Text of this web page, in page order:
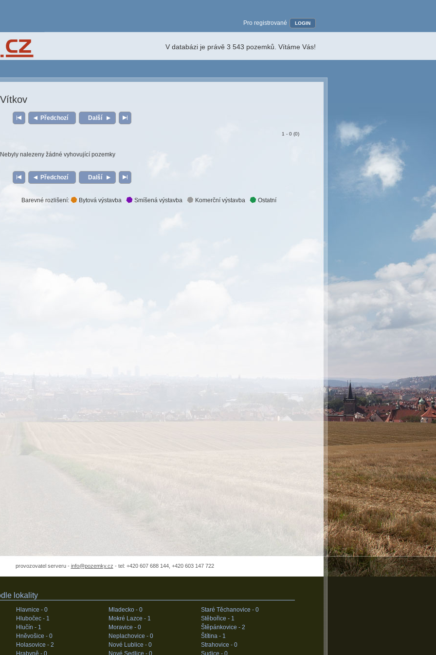
Pro registrované LOGIN
V databázi je právě 3 543 pozemků. Vítáme Vás!
Vítkov
Předchozí Další
1 - 0 (0)
Nebyly nalezeny žádné vyhovující pozemky
Předchozí Další
Barevné rozlišení: Bytová výstavba Smíšená výstavba Komerční výstavba Ostatní
provozovatel serveru - info@pozemky.cz - tel: +420 607 688 144, +420 603 147 722
lokality
Hlavnice - 0
Hlubočec - 1
Hlučín - 1
Hněvošice - 0
Holasovice - 2
Hrabyně - 0
Mladecko - 0
Mokré Lazce - 1
Moravice - 0
Neplachovice - 0
Nové Lublice - 0
Nové Sedlice - 0
Staré Těchanovice - 0
Stěbořice - 1
Štěpánkovice - 2
Štítina - 1
Strahovice - 0
Sudice - 0